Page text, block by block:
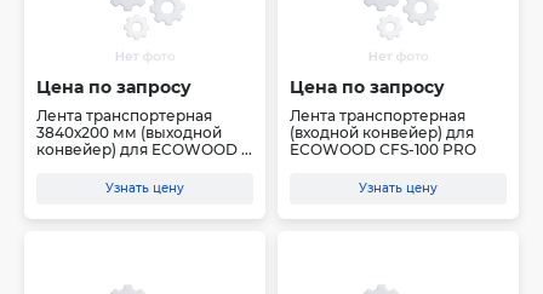
Цена по запросу
Лента транспортерная
3840х200 мм (выходной
конвейер) для ECOWOOD ...
Узнать цену
Цена по запросу
Лента транспортерная
(входной конвейер) для
ECOWOOD CFS-100 PRO
Узнать цену